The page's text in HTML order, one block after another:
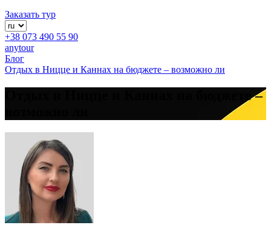
Заказать тур
+38 073 490 55 90
anytour
Блог
Отдых в Ницце и Каннах на бюджете – возможно ли
Отдых в Ницце и Каннах на бюджете –